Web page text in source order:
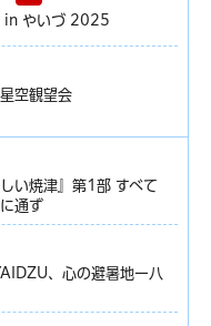
やいづ 2025
空観望会
い焼津』第1部 すべて
通ず
、心の避暑地ー八